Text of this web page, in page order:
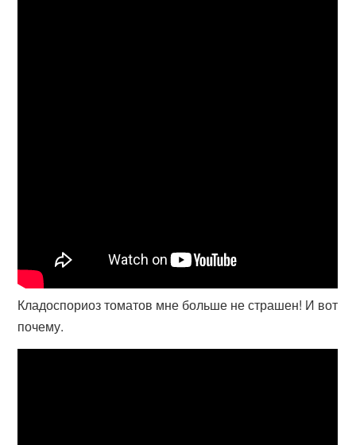
Кладоспориоз томатов мне больше не страшен! И вот
почему.